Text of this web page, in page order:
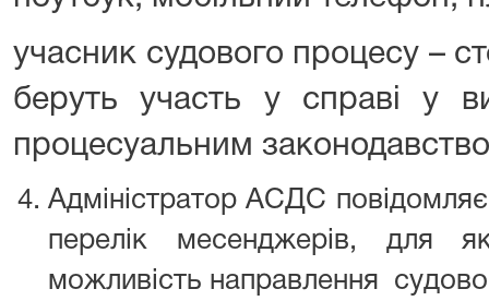
учасник судового процесу –
беруть участь у справі у
процесуальним
Адміністратор АСДС
перелік месенджерів, для
можливість направлення